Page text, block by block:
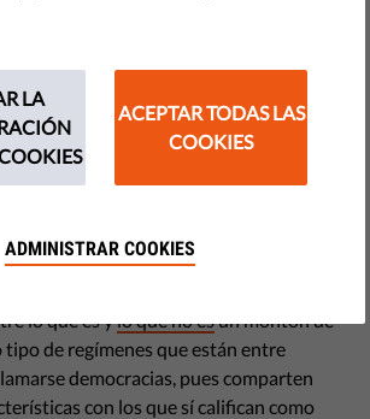
la democracia. Y no pasa nada -
no vivimos en ese
lo que es ylo que no esun montón de
tipo de regímenes que están entre
democracias, pues comparten
con los que sí califican como
LA
ACEPTAR TODAS LAS
COOKIES
ADMINISTRAR COOKIES